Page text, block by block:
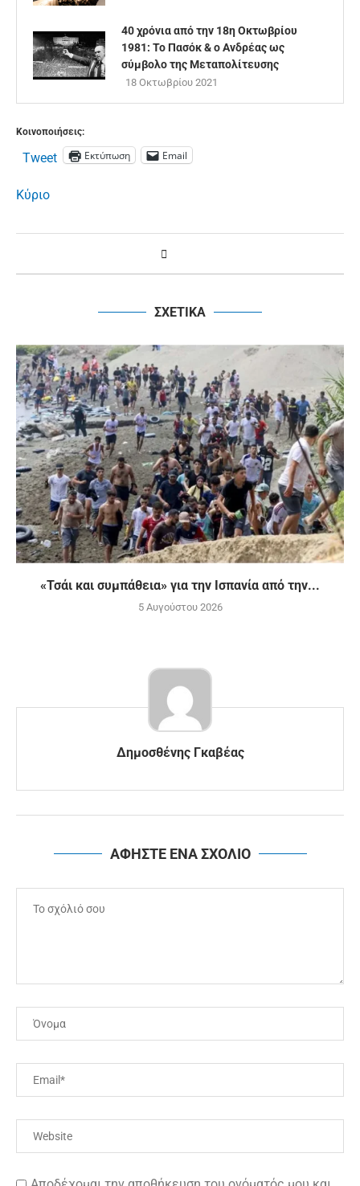
40 χρόνια από την 18η Οκτωβρίου
1981: Το Πασόκ & ο Ανδρέας ως
σύμβολο της Μεταπολίτευσης
18 Οκτωβρίου 2021
Κοινοποιήσεις:
Tweet Εκτύπωση Email
Κύριο
ΣΧΕΤΙΚΑ
«Τσάι και συμπάθεια» για την Ισπανία από την...
5 Αυγούστου 2026
Δημοσθένης Γκαβέας
ΑΦΗΣΤΕ ΕΝΑ ΣΧΟΛΙΟ